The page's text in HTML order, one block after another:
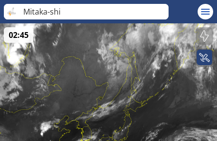
Mitaka-shi
02:45